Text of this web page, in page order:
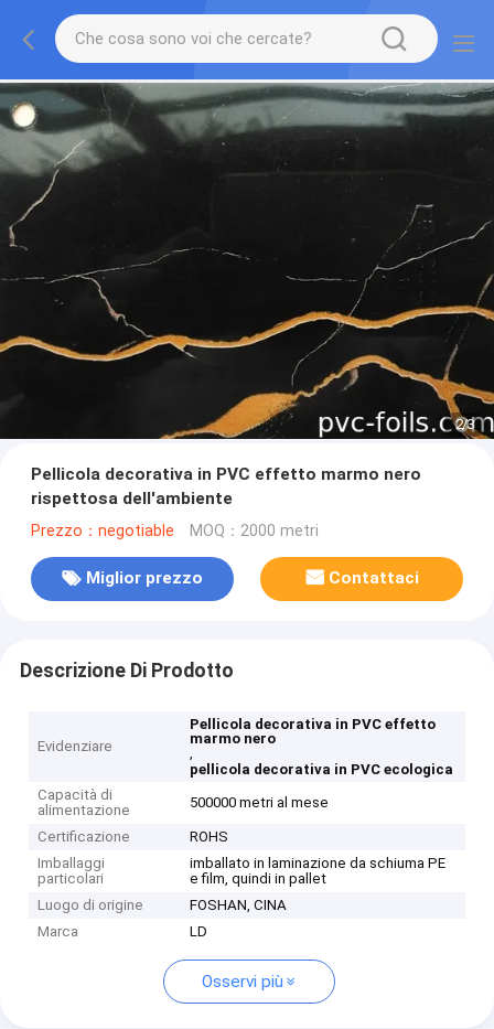
2/3
Pellicola decorativa in PVC effetto marmo nero
rispettosa dell'ambiente
Prezzo：negotiable MOQ：2000 metri
Miglior prezzo Contattaci
Descrizione Di Prodotto
Evidenziare
Pellicola decorativa in PVC effetto
marmo nero
,
pellicola decorativa in PVC ecologica
Capacità di
alimentazione
500000 metri al mese
Certificazione
ROHS
Imballaggi
particolari
imballato in laminazione da schiuma PE
e film, quindi in pallet
Luogo di origine
FOSHAN, CINA
Marca
LD
Osservi più